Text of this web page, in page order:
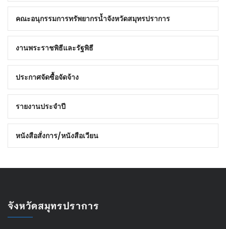
คณะอนุกรรมการทรัพยากรน้ำจังหวัดสมุทรปราการ
งานพระราชพิธีและรัฐพิธี
ประกาศจัดซื้อจัดจ้าง
รายงานประจำปี
หนังสือสั่งการ/หนังสือเวียน
จังหวัดสมุทรปราการ